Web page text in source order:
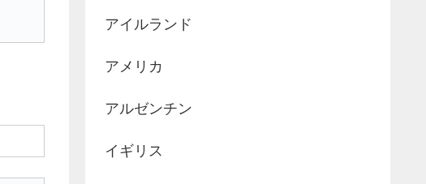
アイルランド
アメリカ
アルゼンチン
イギリス